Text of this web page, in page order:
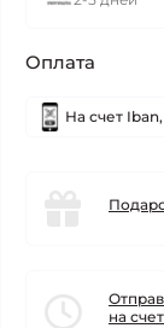
Оплата
На счет
на